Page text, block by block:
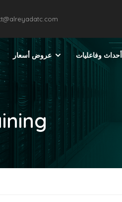
عروض أسعار أحداث وفاعليات